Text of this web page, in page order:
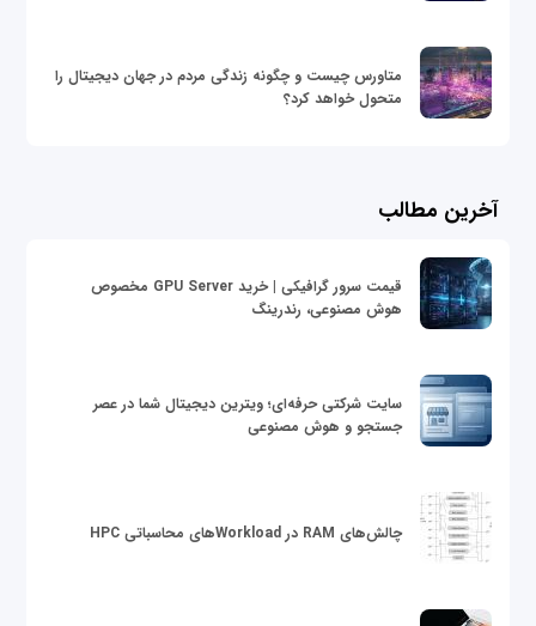
متاورس چیست و چگونه زندگی مردم در جهان دیجیتال را
متحول خواهد کرد؟
آخرین مطالب
قیمت سرور گرافیکی | خرید GPU Server مخصوص
هوش مصنوعی، رندرینگ
سایت شرکتی حرفه‌ای؛ ویترین دیجیتال شما در عصر
جستجو و هوش مصنوعی
چالش‌های RAM در Workloadهای محاسباتی HPC